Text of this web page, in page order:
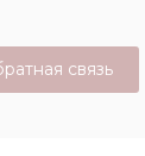
связь